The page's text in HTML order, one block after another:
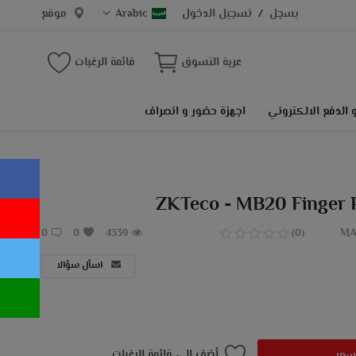
موقع Arabic تسجيل الدخول / يسجل
عربة التسوق قائمة الرغبات
الدفع الالكتروني اجهزة حضور و انصراف
ZKTeco - MB20
0 (0)
0 4339
اسأل سؤالا